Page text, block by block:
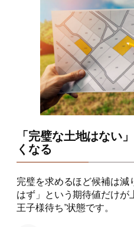
「完璧な土地はない
くなる
完璧を求めるほど候補は減
はず」という期待値だけが
王子様待ち”状態です。